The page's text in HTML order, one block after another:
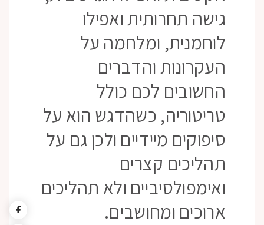
גישה תחרותית ואפילו
לוחמנית, ומלחמה על
העקרונות והדברים
החשובים לכם כולל
טריטוריה, כשהדגש הוא על
סיפוקים מיידיים ולכן גם על
תהליכים קצרים
ואימפולסיביים ולא תהליכים
ארוכים ומחושבים.